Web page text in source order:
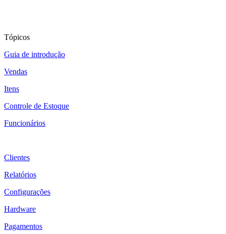
Tópicos
Guia de introdução
Vendas
Itens
Controle de Estoque
Funcionários
Clientes
Relatórios
Configurações
Hardware
Pagamentos